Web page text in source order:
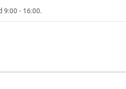
9:00 - 16:00.